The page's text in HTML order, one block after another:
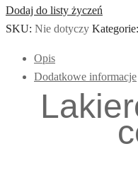
Dodaj do listy życzeń
SKU: Nie dotyczy Kategorie:
Opis
Dodatkowe informacje